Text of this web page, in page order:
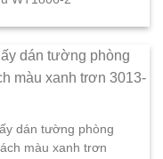
dán tường phòng
màu xanh trơn